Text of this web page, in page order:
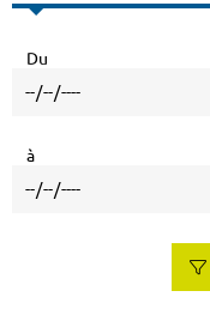
Du
à